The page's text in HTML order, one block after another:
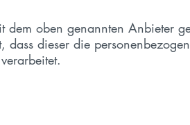
oben genannten Anbieter
dieser die